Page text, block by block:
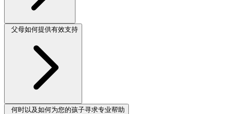
父母如何提供有效支持
何时以及如何为您的孩子寻求专业帮助